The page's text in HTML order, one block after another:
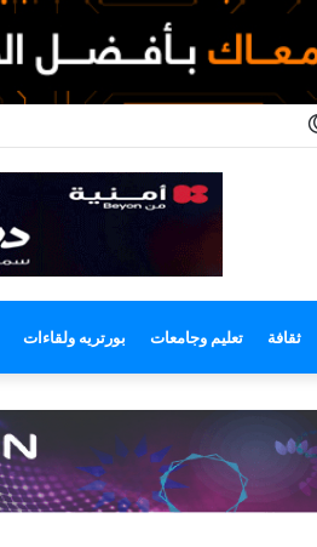
الوضع
ثقافة تعليم وجامعات بورتريه ولقاءات